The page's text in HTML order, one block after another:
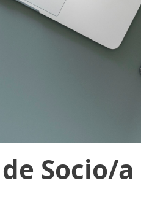
Socio/a